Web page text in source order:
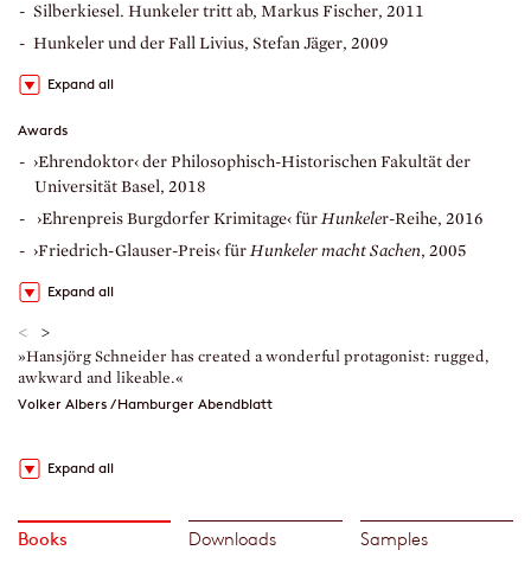
Silberkiesel. Hunkeler tritt ab, Markus Fischer, 2011
Hunkeler und der Fall Livius, Stefan Jäger, 2009
Expand all
Awards
›Ehrendoktor‹ der Philosophisch-Historischen Fakultät der
Universität Basel, 2018
›Ehrenpreis Burgdorfer Krimitage‹ fürHunkeler-Reihe, 2016
›Friedrich-Glauser-Preis‹ fürHunkeler macht Sachen, 2005
Expand all
< >
»Hansjörg Schneider has created a wonderful protagonist: rugged,
awkward and likeable.«
Volker Albers / Hamburger Abendblatt
Expand all
Books Downloads Samples